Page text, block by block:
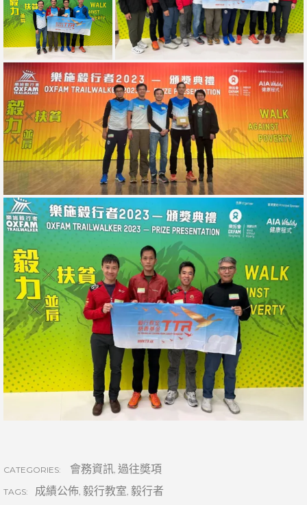
CATEGORIES: 會務資訊, 過往奬項
TAGS: 成績公佈, 毅行教室, 毅行者